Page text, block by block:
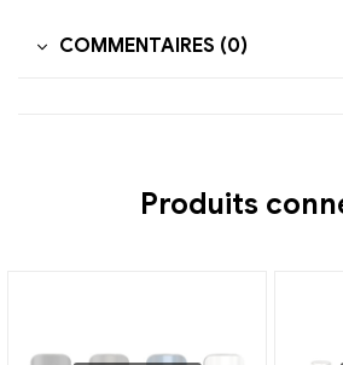
COMMENTAIRES (0)
Produits